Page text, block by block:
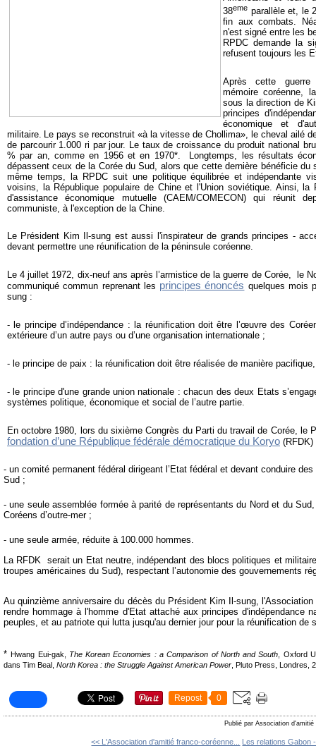
38eme parallèle et, le
fin aux combats.
n'est signé entre les
RPDC demande la
refusent toujours les
Après cette guerre
mémoire coréenne,
sous la direction de
principes
économique et
militaire. Le pays se reconstruit «à la vitesse de Chollima», le cheval ailé
de parcourir 1.000 ri par jour. Le taux de croissance du produit national
% par an, comme en 1956 et en 1970*. Longtemps, les résultats
dépassent ceux de la Corée du Sud, alors que cette dernière bénéficie
même temps, la RPDC suit une politique équilibrée et indépendante
voisins, la République populaire de Chine et l'Union soviétique. Ainsi, la
d'assistance économique mutuelle (CAEM/COMECON) qui réunit
communiste, à l'exception de la Chine.
Le Président Kim Il-sung est aussi l'inspirateur de grands principes -
devant permettre une réunification de la péninsule coréenne.
Le 4 juillet 1972, dix-neuf ans après l’armistice de la guerre de Corée, le
communiqué commun reprenant les principes énoncés quelques mois
sung :
- le principe d’indépendance : la réunification doit être l’œuvre des
extérieure d’un autre pays ou d’une organisation internationale ;
- le principe de paix : la réunification doit être réalisée de manière
- le principe d'une grande union nationale : chacun des deux Etats
systèmes politique, économique et social de l’autre partie.
En octobre 1980, lors du sixième Congrès du Parti du travail de Corée, le
fondation d’une République fédérale démocratique du Koryo
- un comité permanent fédéral dirigeant l’Etat fédéral et devant conduire
Sud ;
- une seule assemblée formée à parité de représentants du Nord et du
Coréens d’outre-mer ;
- une seule armée, réduite à 100.000 hommes.
La RFDK serait un Etat neutre, indépendant des blocs politiques et
troupes américaines du Sud), respectant l’autonomie des gouvernements
Au quinzième anniversaire du décès du Président Kim Il-sung,
rendre hommage à l'homme d'Etat attaché aux principes d'indépendance
peuples, et au patriote qui lutta jusqu'au dernier jour pour la réunification de
*Hwang Eui-gak, The Korean Economies : a Comparison of North and South , Oxford
dans Tim Beal, North Korea : the Struggle Against American Power , Pluto Press, Londres,
Repost 0
Publié par Association d'amitié
<< L'Association d'amitié franco-coréenne... Les relations Gabon